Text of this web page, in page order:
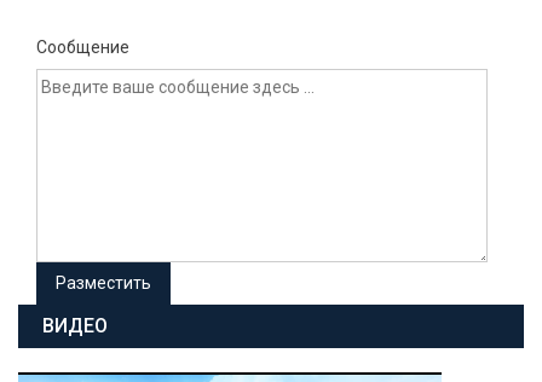
Сообщение
ВИДЕО